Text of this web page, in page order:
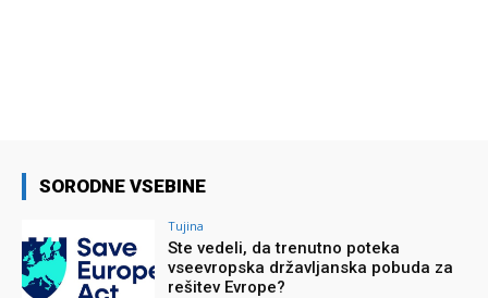
SORODNE VSEBINE
Tujina
Ste vedeli, da trenutno poteka
vseevropska državljanska pobuda za
rešitev Evrope?